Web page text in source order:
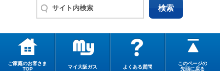
ご家庭のお客さま
TOP
マイ大阪ガス よくある質問
このページの
先頭に戻る